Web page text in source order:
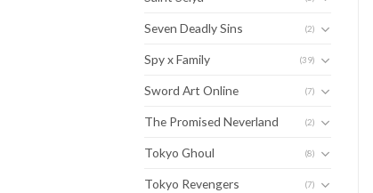
Seven Deadly Sins (2)
Spy x Family (39)
Sword Art Online (7)
The Promised Neverland (2)
Tokyo Ghoul (8)
Tokyo Revengers (7)